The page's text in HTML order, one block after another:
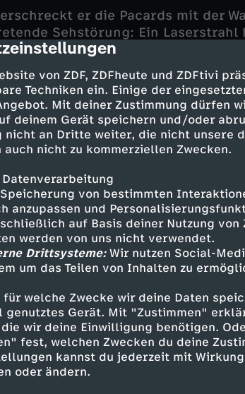
von ZDF, ZDFheute und ZDFtivi
Techniken ein. Einige der
Mit deiner Zustimmung dürfen
deinem Gerät speichern und/oder
nicht an Dritte weiter, die nicht unsere
nicht zu kommerziellen Zwecken.
von bestimmten
anzupassen und
auf Basis deiner Nutzung von
werden von uns nicht verwendet.
Drittsysteme:Wir nutzen Social-
um das Teilen von Inhalten zu
für welche Zwecke wir deine Daten
Gerät. Mit "Zustimmen"
wir deine Einwilligung benötigen.
fest, welchen Zwecken du deine
kannst du jederzeit mit
oder ändern.
er die Pacards mit der
Sehstörung: Ein Laserstrahl
Patrik droht eine durch
die Formel.
einen eingeweihten
entführt. Auch Giovanna wird
vorenthalten. Patrik kann aus
- Hendrik Martz
- Wolfgang Kieling
Peter Bongartz
- Gila von Weitershausen
Claude Bouillon
- Agnes Dünneisen
Clementi
Vosgerau